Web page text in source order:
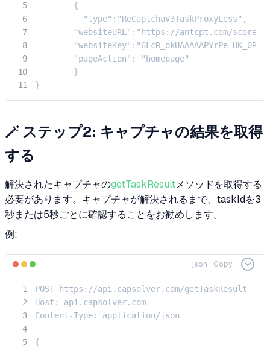
        {
          "type":"ReCaptchaV3TaskProxyLess",
"websiteURL":"https://antcpt.com/
"websiteKey":"6LcR_okUAAAAAPYrPe-
        "pageAction": "homepage"
        }
}
🪄 ステップ2: キャプチャの結果を取得
する
解決されたキャプチャのgetTaskResultメソッドを取得する
必要があります。キャプチャが解決されるまで、taskIdを3
秒または5秒ごとに確認することをお勧めします。
例:
json Copy
POST https://api.capsolver.com/getTaskResult
Host: api.capsolver.com
Content-Type: application/json
{